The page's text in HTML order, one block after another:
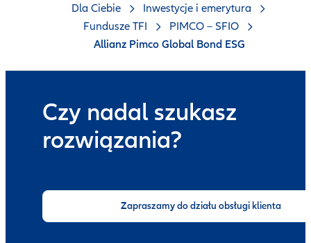
Czy nadal szukasz
rozwiązania?
Zapraszamy do działu obsługi klienta
Dla Ciebie
Inwestycje i emerytura
Fundusze TFI
PIMCO – SFIO
Allianz Pimco Global Bond ESG